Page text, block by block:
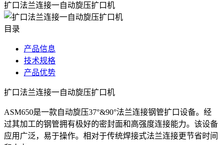
扩口法兰连接一自动旋压扩口机
目录
产品信息
技术规格
产品优势
扩口法兰连接一自动旋压扩口机
ASM650是一款自动旋压37°&90°法兰连接钢管扩口设备。经
过其加工的钢管拥有极好的密封面和高强度连接能力。该设备
应用广泛，易于操作。相对于传统焊接式法兰连接更节省时间